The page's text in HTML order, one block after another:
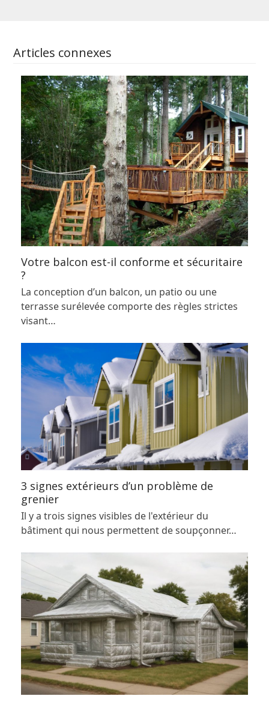
Articles connexes
Votre balcon est-il conforme et sécuritaire
?
La conception d’un balcon, un patio ou une
terrasse surélevée comporte des règles strictes
visant…
3 signes extérieurs d’un problème de
grenier
Il y a trois signes visibles de l'extérieur du
bâtiment qui nous permettent de soupçonner…